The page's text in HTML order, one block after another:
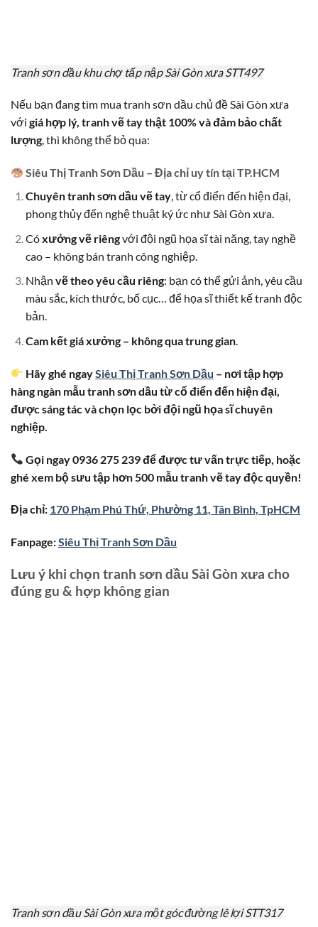
Tranh sơn dầu khu chợ tấp nập Sài Gòn xưa STT497
Nếu bạn đang tìm mua tranh sơn dầu chủ đề Sài Gòn xưa
với giá hợp lý, tranh vẽ tay thật 100% và đảm bảo chất
lượng, thì không thể bỏ qua:
Siêu Thị Tranh Sơn Dầu – Địa chỉ uy tín tại TP.HCM
Chuyên tranh sơn dầu vẽ tay, từ cổ điển đến hiện đại,
phong thủy đến nghệ thuật ký ức như Sài Gòn xưa.
Cóxưởng vẽ riêngvới đội ngũ họa sĩ tài năng, tay nghề
cao – không bán tranh công nghiệp.
Nhận vẽ theo yêu cầu riêng: bạn có thể gửi ảnh, yêu cầu
màu sắc, kích thước, bố cục… để họa sĩ thiết kế tranh độc
bản.
Cam kết giá xưởng – không qua trung gian.
Hãy ghé ngaySiêu Thị Tranh Sơn Dầu – nơi tập hợp
hàng ngàn mẫu tranh sơn dầu từ cổ điển đến hiện đại,
được sáng tác và chọn lọc bởi đội ngũ họa sĩ chuyên
nghiệp.
Gọi ngay 0936 275 239 để được tư vấn trực tiếp, hoặc
ghé xem bộ sưu tập hơn 500 mẫu tranh vẽ tay độc quyền!
Địa chỉ: 170 Phạm Phú Thứ, Phường 11, Tân Bình, TpHCM
Fanpage:Siêu Thị Tranh Sơn Dầu
Lưu ý khi chọn tranh sơn dầu Sài Gòn xưa cho
đúng gu & hợp không gian
Tranh sơn dầu Sài Gòn xưa một góc đường lê lợi STT317